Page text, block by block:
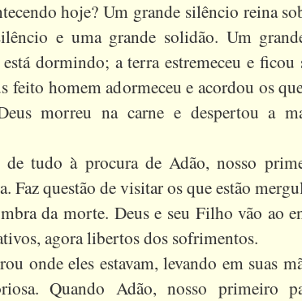
hoje? Um grande silêncio reina
e uma grande solidão. Um
dormindo; a terra estremeceu e ficou
feito homem adormeceu e acordou os
morreu na carne e despertou a
de tudo à procura de Adão, nosso
Faz questão de visitar os que estão
da morte. Deus e seu Filho vão ao
agora libertos dos sofrimentos.
onde eles estavam, levando em suas
Quando Adão, nosso primeiro